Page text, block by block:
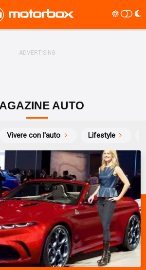
AUTO
Vivere con l'auto Lifestyle